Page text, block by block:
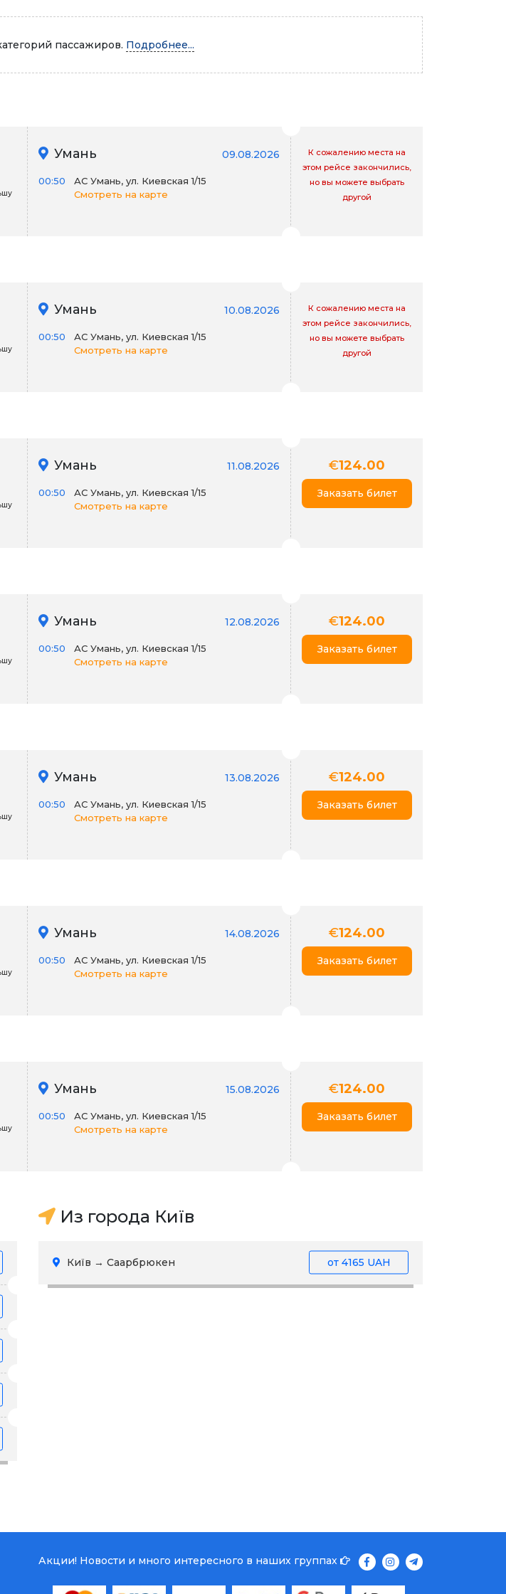
Автопарк
пассажиров. Подробнее...
Умань 09.08.2026
00:50
АС Умань, ул. Киевская 1/15
Смотреть на карте
К сожалению места на
этом рейсе закончились,
но вы можете выбрать
другой
Умань 10.08.2026
00:50
АС Умань, ул. Киевская 1/15
Смотреть на карте
К сожалению места на
этом рейсе закончились,
но вы можете выбрать
другой
Умань 11.08.2026
00:50
АС Умань, ул. Киевская 1/15
Смотреть на карте
€124.00
Заказать билет
Умань 12.08.2026
00:50
АС Умань, ул. Киевская 1/15
Смотреть на карте
€124.00
Заказать билет
Умань 13.08.2026
00:50
АС Умань, ул. Киевская 1/15
Смотреть на карте
€124.00
Заказать билет
Умань 14.08.2026
00:50
АС Умань, ул. Киевская 1/15
Смотреть на карте
€124.00
Заказать билет
Умань 15.08.2026
00:50
АС Умань, ул. Киевская 1/15
Смотреть на карте
€124.00
Заказать билет
Из города Київ
Київ → Саарбрюкен от 4165 UAH
Акции! Новости и много интересного в наших группах